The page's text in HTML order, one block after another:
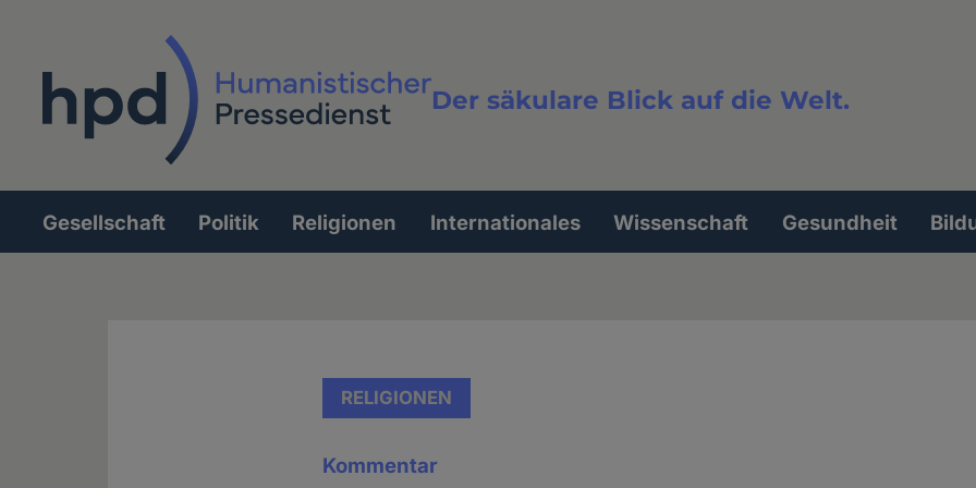
Der säkulare Blick auf die Welt.
Volltextsuche
Hauptnavigation
Gesellschaft Politik Religionen Internationales Wissenschaft Gesundheit
RELIGIONEN
Kommentar